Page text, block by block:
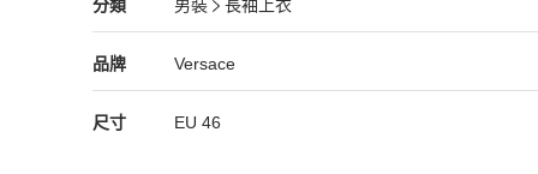
• 肩寬：40公分
• 衣長：66公分
分類 男裝
長袖上衣
男裝/長袖上衣推薦
品牌
Versace 精品男裝品牌介紹
Versace
Versace 推薦清單
尺寸 EU 46